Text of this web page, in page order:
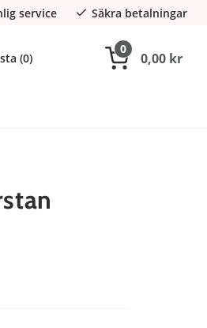
service Säkra betalningar
(0)
0
0,00 kr